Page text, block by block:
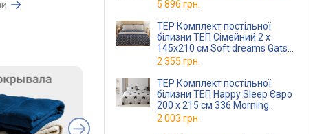
5 896 грн.
TEP Комплект постільної
білизни ТЕП Сімейний 2 х
145x210 см Soft dreams Gatsby
Ранфорс
2 355 грн.
TEP Комплект постільної
білизни ТЕП Happy Sleep Євро
200 x 215 см 336 Morning
Ранфорс
2 003 грн.